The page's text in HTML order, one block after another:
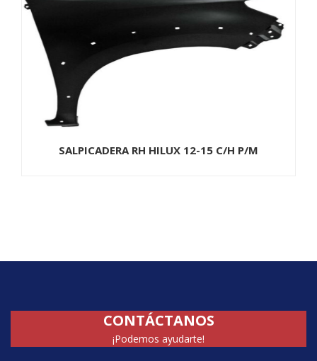
SALPICADERA RH HILUX 12-15 C/H P/M
CONTÁCTANOS
¡Podemos ayudarte!